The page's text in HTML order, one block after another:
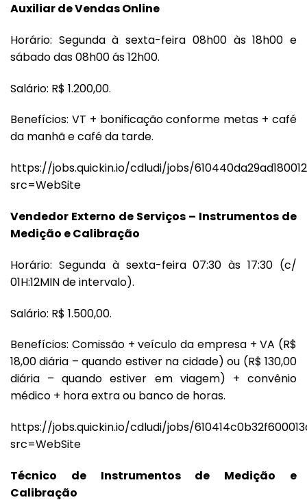
Auxiliar de Vendas Online
Horário: Segunda à sexta-feira 08h00 às 18h00 e
sábado das 08h00 ás 12h00.
Salário: R$ 1.200,00.
Benefícios: VT + bonificação conforme metas + café
da manhã e café da tarde.
https://jobs.quickin.io/cdludi/jobs/
src=WebSite
Vendedor Externo de Serviços – Instrumentos de
Medição e Calibração
Horário: Segunda à sexta-feira 07:30 às 17:30 (c/
01H:12MIN de intervalo).
Salário: R$ 1.500,00.
Benefícios: Comissão + veículo da empresa + VA (R$
18,00 diária – quando estiver na cidade) ou (R$ 130,00
diária – quando estiver em viagem) + convênio
médico + hora extra ou banco de horas.
https://jobs.quickin.io/cdludi/jobs/
src=WebSite
Técnico de Instrumentos de Medição e
Calibração